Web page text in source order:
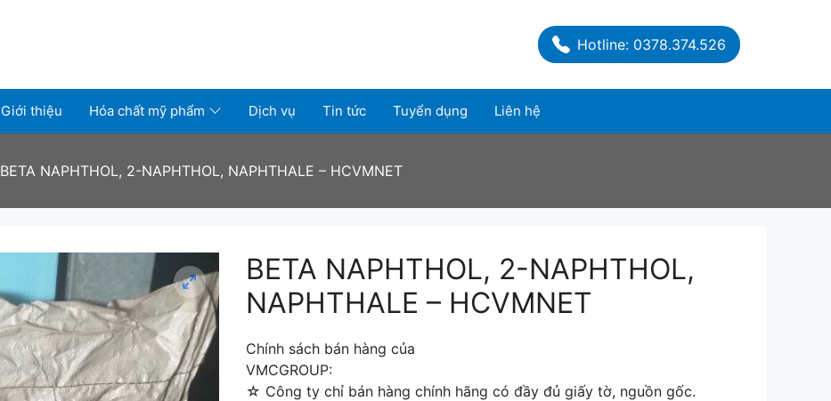
Hotline: 0378.374.526
Giới thiệu Hóa chất mỹ phẩm Dịch vụ Tin tức Tuyển dụng Liên hệ
BETA NAPHTHOL, 2-NAPHTHOL, NAPHTHALE – HCVMNET
BETA NAPHTHOL, 2-NAPHTHOL,
NAPHTHALE – HCVMNET
Chính sách bán hàng của
VMCGROUP:
☆ Công ty chỉ bán hàng chính hãng có đầy đủ giấy tờ, nguồn gốc.